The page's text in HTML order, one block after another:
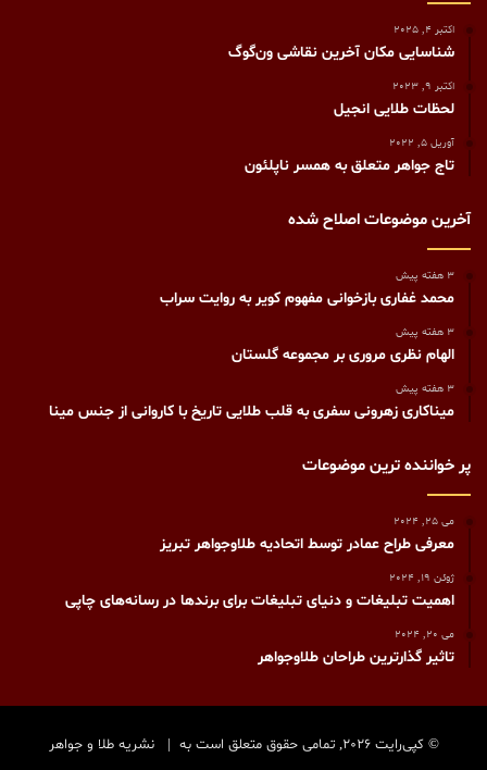
اکتبر 4, 2025
شناسایی مکان آخرین نقاشی ون‌گوگ
اکتبر 9, 2023
لحظات طلایی انجیل
آوریل 5, 2022
تاج جواهر متعلق به همسر ناپلئون
آخرین موضوعات اصلاح شده
3 هفته پیش
محمد غفاری بازخوانی مفهوم کویر به روایت سراب
3 هفته پیش
الهام نظری مروری بر مجموعه گلستان
3 هفته پیش
میناکاری زهرونی سفری به قلب طلایی تاریخ با کاروانی از جنس مینا
پر خواننده ترین موضوعات
می 25, 2024
معرفی طراح عمادر توسط اتحادیه طلاوجواهر تبریز
ژوئن 19, 2024
اهمیت تبلیغات و دنیای تبلیغات برای برندها در رسانه‌های چاپی
می 20, 2024
تاثیر گذارترین طراحان طلاوجواهر
© کپی‌رایت 2026, تمامی حقوق متعلق است به | نشریه طلا و جواهر